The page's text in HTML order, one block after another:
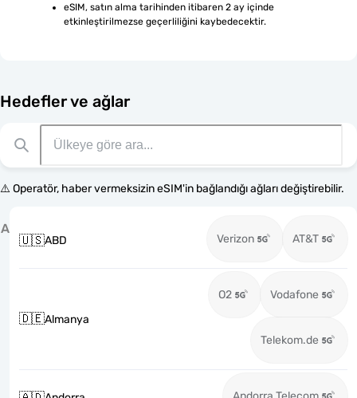
eSIM, satın alma tarihinden itibaren 2 ay içinde
etkinleştirilmezse geçerliliğini kaybedecektir.
Hedefler ve ağlar
⚠️ Operatör, haber vermeksizin eSIM'in bağlandığı ağları değiştirebilir.
A
🇺🇸ABD Verizon AT&T
🇩🇪Almanya
O2 Vodafone
Telekom.de